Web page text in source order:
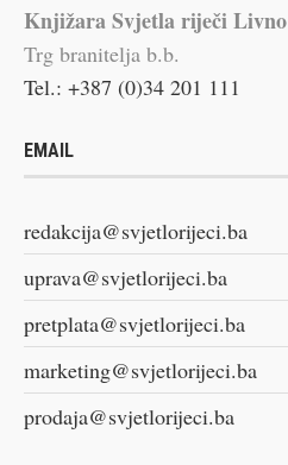
Knjižara Svjetla riječi Livno
Trg branitelja b.b.
Tel.: +387 (0)34 201 111
EMAIL
redakcija@svjetlorijeci.ba
uprava@svjetlorijeci.ba
pretplata@svjetlorijeci.ba
marketing@svjetlorijeci.ba
prodaja@svjetlorijeci.ba